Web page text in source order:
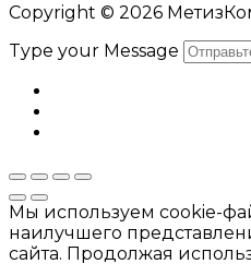
Copyright © 2026
Type your Message
Мы используем cookie-
наилучшего
сайта. Продолжая